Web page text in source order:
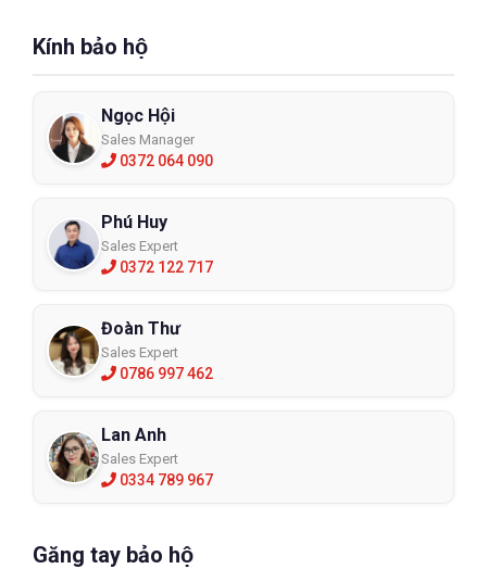
Kính bảo hộ
Ngọc Hội
Sales Manager
0372 064 090
Phú Huy
Sales Expert
0372 122 717
Đoàn Thư
Sales Expert
0786 997 462
Lan Anh
Sales Expert
0334 789 967
Găng tay bảo hộ